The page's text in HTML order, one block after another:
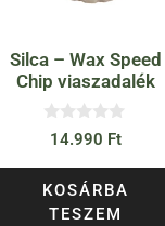
Silca – Wax Speed
Chip viaszadalék
0
-
b
14.990 Ft
KOSÁRBA
TESZEM